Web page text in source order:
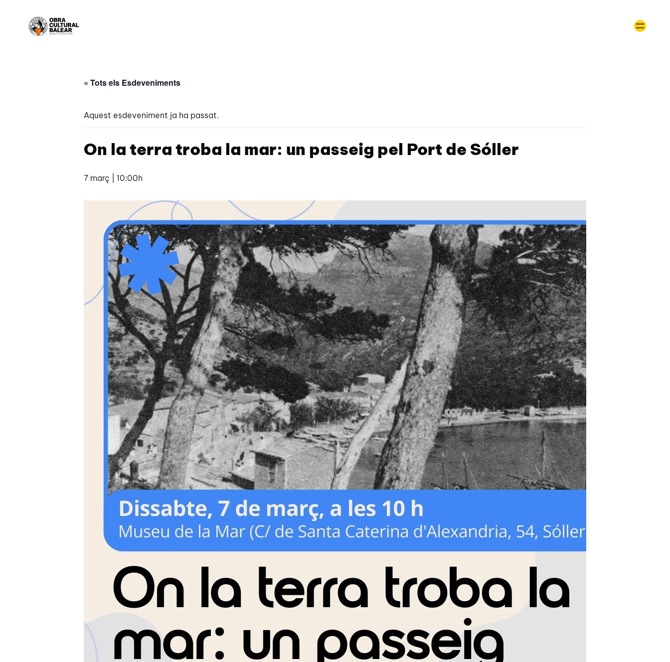
« Tots els Esdeveniments
Aquest esdeveniment ja ha passat.
On la terra troba la mar: un passeig pel Port de Sóller
7 març | 10:00h